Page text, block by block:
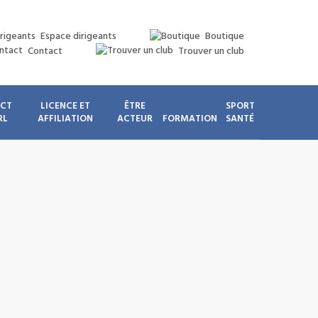
Espace dirigeants
Boutique
Contact
Trouver un club
LICENCE ET
AFFILIATION
ÊTRE
ACTEUR
FORMATION
SPORT
SANTÉ